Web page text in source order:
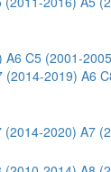
A6 C5 (2001-
(2014-2019) A6
(2014-2020) A7